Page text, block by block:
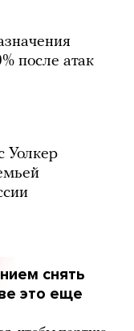
после атак
Уолкер
снять
это еще